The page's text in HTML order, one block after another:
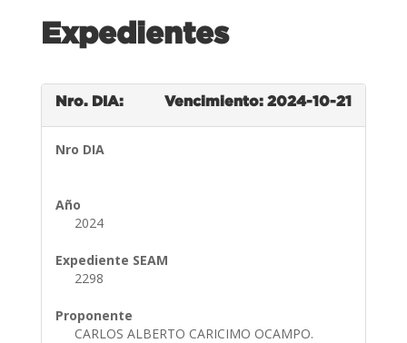
Expedientes
Nro. DIA: Vencimiento: 2024-10-21
Nro DIA
Año
2024
Expediente SEAM
2298
Proponente
CARLOS ALBERTO CARICIMO OCAMPO.